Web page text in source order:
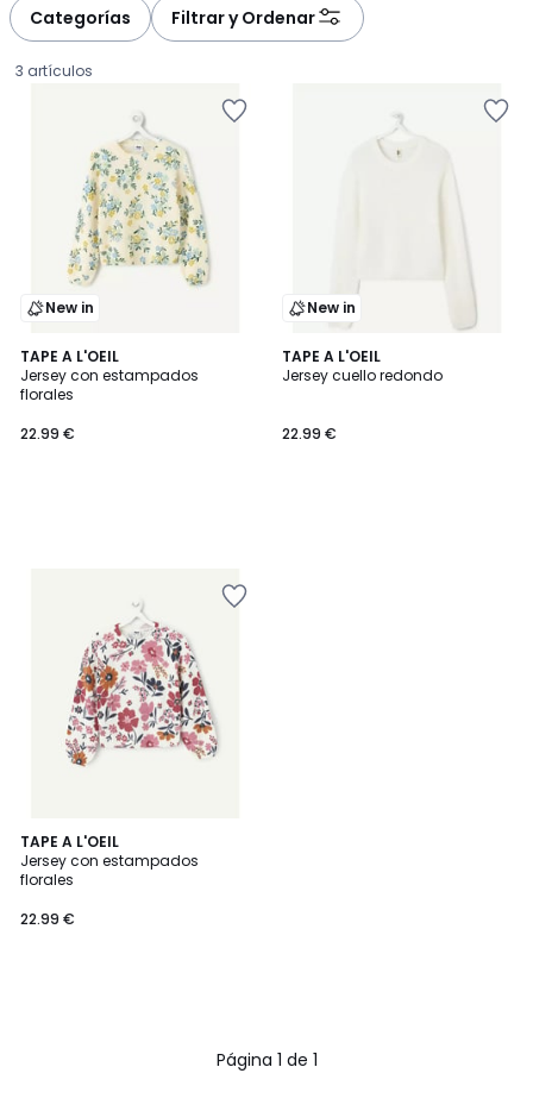
Categorías Filtrar y Ordenar
3 artículos
New in
TAPE A L'OEIL
Jersey con estampados
florales
€.
22.99 €
New in
TAPE A L'OEIL
Jersey cuello redondo
22.99 €
TAPE A L'OEIL
Jersey con estampados
florales
22.99 €
Página 1 de 1